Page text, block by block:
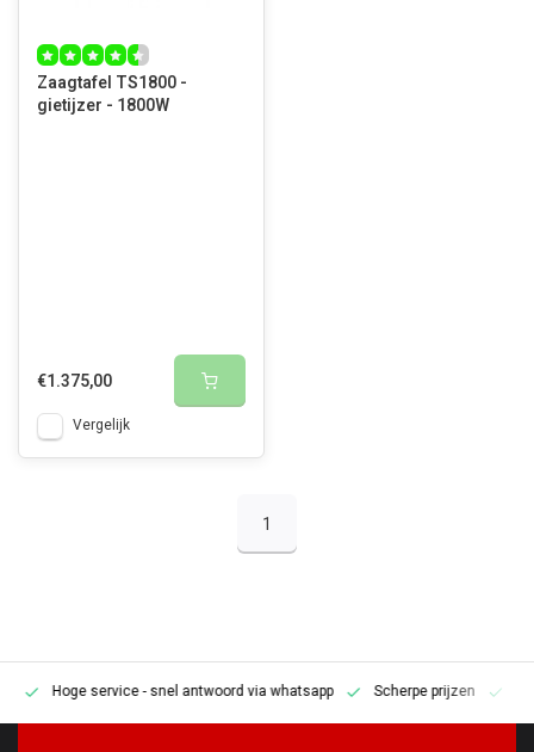
Zaagtafel TS1800 -
gietijzer - 1800W
€1.375,00
Vergelijk
1
Hoge service- snel antwoord via whatsapp Scherpe prijzen